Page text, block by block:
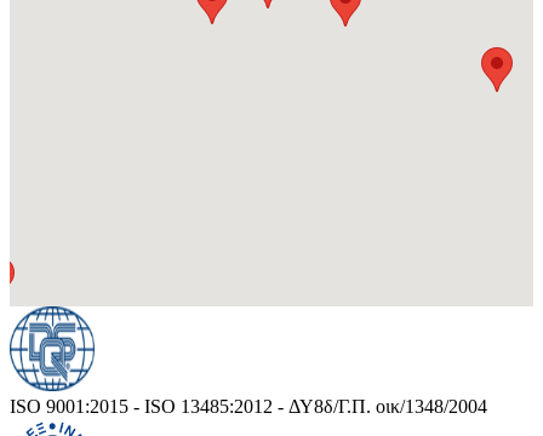
ISO 9001:2015 - ISO 13485:2012 - ΔΥ8δ/Γ.Π. οικ/1348/2004